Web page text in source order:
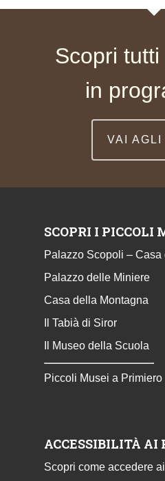
Scopri
in
VAI AGLI
SCOPRI I PICCOLI
Palazzo Scopoli – Casa
Palazzo delle Miniere
Casa della Montagna
Il Tabià di Siror
Il Museo della Scuola
Piccoli Musei a Primiero
ACCESSIBILITÀ AI
Scopri come accedere